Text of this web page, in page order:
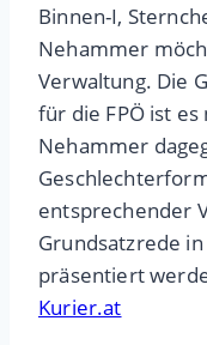
Binnen-I,
Nehammer
Verwaltung. Die
für die FPÖ ist es
Nehammer
entsprechender
Grundsatzrede
präsentiert
Kurier.at